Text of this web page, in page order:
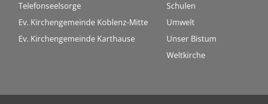
Telefonseelsorge
Ev. Kirchengemeinde Koblenz-Mitte
Ev. Kirchengemeinde Karthause
Schulen
Umwelt
Unser Bistum
Weltkirche